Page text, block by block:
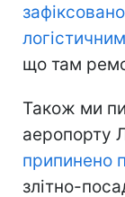
що там
Також ми
аеропорту
припинено
злітно-